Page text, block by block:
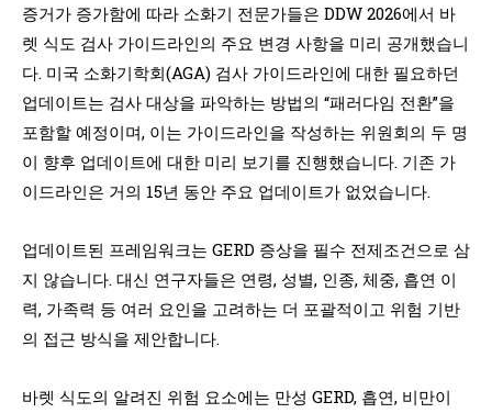
증거가 증가함에 따라 소화기 전문가들은 DDW 2026에서 바
렛 식도 검사 가이드라인의 주요 변경 사항을 미리 공개했습니
다. 미국 소화기학회(AGA) 검사 가이드라인에 대한 필요하던
업데이트는 검사 대상을 파악하는 방법의 “패러다임 전환”을
포함할 예정이며, 이는 가이드라인을 작성하는 위원회의 두 명
이 향후 업데이트에 대한 미리 보기를 진행했습니다. 기존 가
이드라인은 거의 15년 동안 주요 업데이트가 없었습니다.
업데이트된 프레임워크는 GERD 증상을 필수 전제조건으로 삼
지 않습니다. 대신 연구자들은 연령, 성별, 인종, 체중, 흡연 이
력, 가족력 등 여러 요인을 고려하는 더 포괄적이고 위험 기반
의 접근 방식을 제안합니다.
바렛 식도의 알려진 위험 요소에는 만성 GERD, 흡연, 비만이